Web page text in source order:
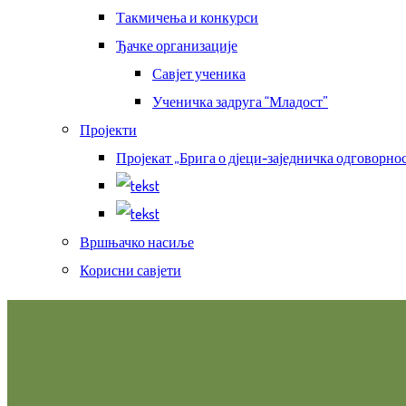
Такмичења и конкурси
Ђачке организације
Савјет ученика
Ученичка задруга “Младост”
Пројекти
Пројекат „Брига о дјеци-заједничка
Вршњачко насиље
Корисни савјети